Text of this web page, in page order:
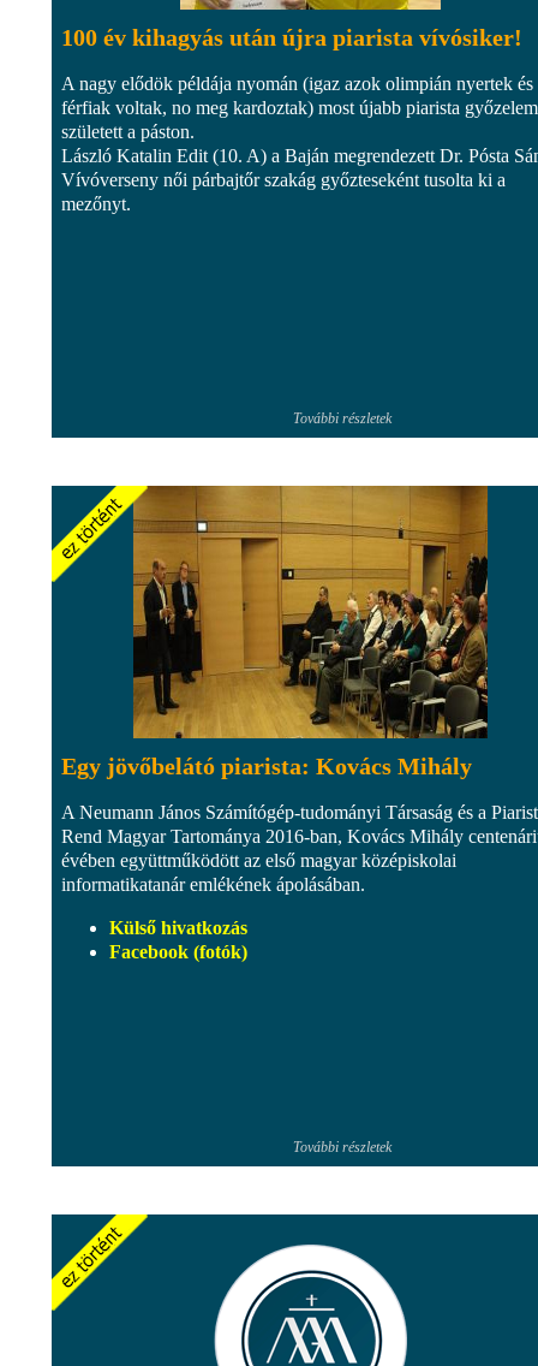
100 év kihagyás után újra piarista vívósiker!
A nagy elődök példája nyomán (igaz azok olimpián nyertek és
férfiak voltak, no meg kardoztak) most újabb piarista győzelem
született a páston.
László Katalin Edit (10. A) a Baján megrendezett Dr. Pósta
Vívóverseny női párbajtőr szakág győzteseként tusolta ki a
mezőnyt.
További részletek
Egy jövőbelátó piarista: Kovács Mihály
A Neumann János Számítógép-tudományi Társaság és a
Rend Magyar Tartománya 2016-ban, Kovács Mihály
évében együttműködött az első magyar középiskolai
informatikatanár emlékének ápolásában.
Külső hivatkozás
Facebook (fotók)
További részletek